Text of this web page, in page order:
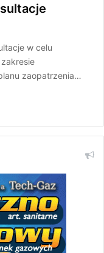
w celu
zaopatrzenia…